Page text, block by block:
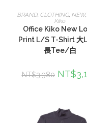
選擇規格
BRAND ,CLOTHING ,NEW
Kiko
Office Kiko New
Print L/S T-Shirt 大
長Tee/白
NT$3,980 NT$